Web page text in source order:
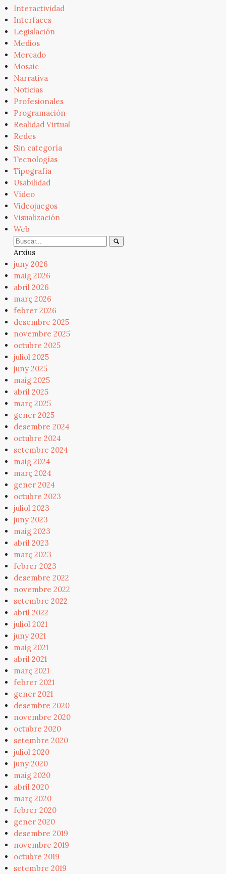
Interactividad
Interfaces
Legislación
Medios
Mercado
Mosaic
Narrativa
Noticias
Profesionales
Programación
Realidad Virtual
Redes
Sin categoría
Tecnologías
Tipografía
Usabilidad
Vídeo
Videojuegos
Visualización
Web
Arxius
juny 2026
maig 2026
abril 2026
març 2026
febrer 2026
desembre 2025
novembre 2025
octubre 2025
juliol 2025
juny 2025
maig 2025
abril 2025
març 2025
gener 2025
desembre 2024
octubre 2024
setembre 2024
maig 2024
març 2024
gener 2024
octubre 2023
juliol 2023
juny 2023
maig 2023
abril 2023
març 2023
febrer 2023
desembre 2022
novembre 2022
setembre 2022
abril 2022
juliol 2021
juny 2021
maig 2021
abril 2021
març 2021
febrer 2021
gener 2021
desembre 2020
novembre 2020
octubre 2020
setembre 2020
juliol 2020
juny 2020
maig 2020
abril 2020
març 2020
febrer 2020
gener 2020
desembre 2019
novembre 2019
octubre 2019
setembre 2019